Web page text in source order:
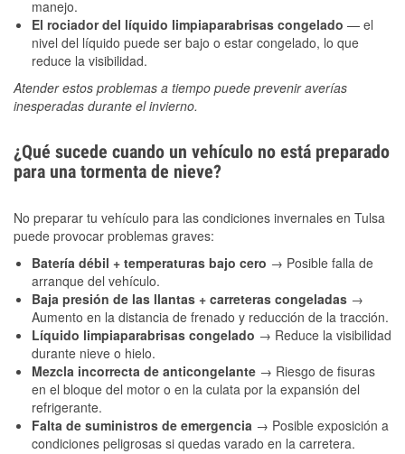
manejo.
El rociador del líquido limpiaparabrisas congelado — el
nivel del líquido puede ser bajo o estar congelado, lo que
reduce la visibilidad.
Atender estos problemas a tiempo puede prevenir averías
inesperadas durante el invierno.
¿Qué sucede cuando un vehículo no está preparado
para una tormenta de nieve?
No preparar tu vehículo para las condiciones invernales en Tulsa
puede provocar problemas graves:
Batería débil + temperaturas bajo cero → Posible falla de
arranque del vehículo.
Baja presión de las llantas + carreteras congeladas →
Aumento en la distancia de frenado y reducción de la tracción.
Líquido limpiaparabrisas congelado → Reduce la visibilidad
durante nieve o hielo.
Mezcla incorrecta de anticongelante → Riesgo de fisuras
en el bloque del motor o en la culata por la expansión del
refrigerante.
Falta de suministros de emergencia → Posible exposición a
condiciones peligrosas si quedas varado en la carretera.